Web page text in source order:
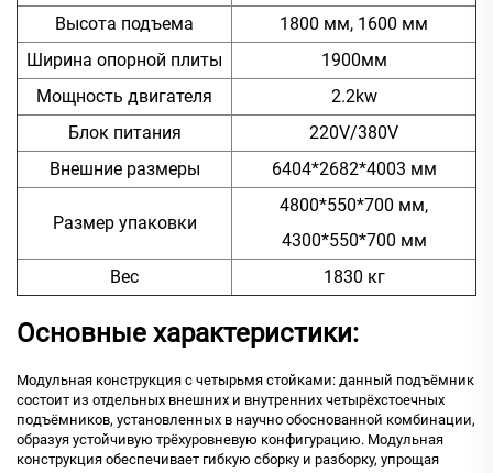
Высота подъема
1800 мм, 1600 мм
Ширина опорной плиты
1900мм
Мощность двигателя
2.2kw
Блок питания
220V/380V
Внешние размеры
6404*2682*4003 мм
Размер упаковки
4800*550*700 мм,
4300*550*700 мм
Вес
1830 кг
Основные характеристики:
Модульная конструкция с четырьмя стойками: данный подъёмник
состоит из отдельных внешних и внутренних четырёхстоечных
подъёмников, установленных в научно обоснованной комбинации,
образуя устойчивую трёхуровневую конфигурацию. Модульная
конструкция обеспечивает гибкую сборку и разборку, упрощая